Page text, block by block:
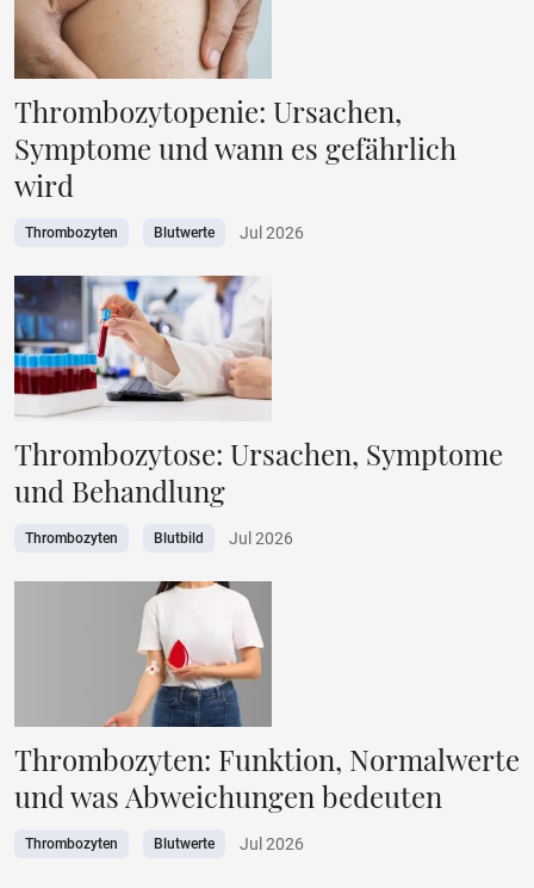
Thrombozytopenie: Ursachen,
Symptome und wann es gefährlich
wird
Thrombozyten Blutwerte Jul 2026
Thrombozytose: Ursachen, Symptome
und Behandlung
Thrombozyten Blutbild Jul 2026
Thrombozyten: Funktion, Normalwerte
und was Abweichungen bedeuten
Thrombozyten Blutwerte Jul 2026